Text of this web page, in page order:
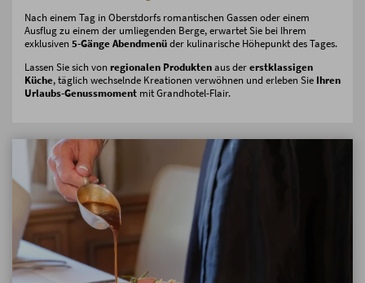
Nach einem Tag in Oberstdorfs romantischen Gassen oder einem
Ausflug zu einem der umliegenden Berge, erwartet Sie bei Ihrem
exklusiven 5-Gänge Abendmenüder kulinarische Höhepunkt des Tages.
Lassen Sie sich von regionalen Produktenaus dererstklassigen
Küche, täglich wechselnde Kreationen verwöhnen und erleben Sie Ihren
Urlaubs-Genussmoment mit Grandhotel-Flair.